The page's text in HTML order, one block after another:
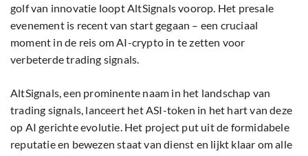
golf van innovatie loopt AltSignals voorop. Het presale
evenement is recent van start gegaan – een cruciaal
moment in de reis om AI-crypto in te zetten voor
verbeterde trading signals.
AltSignals, een prominente naam in het landschap van
trading signals, lanceert het ASI-token in het hart van deze
op AI gerichte evolutie. Het project put uit de formidabele
reputatie en bewezen staat van dienst en lijkt klaar om alle